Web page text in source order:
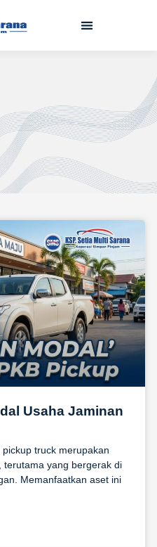
Usaha Jaminan
truck merupakan
terutama yang bergerak di
Memanfaatkan aset ini